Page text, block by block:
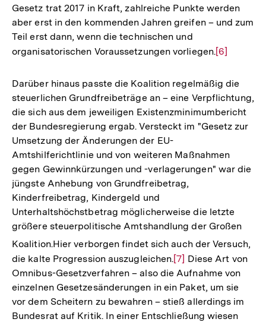
Gesetz trat 2017 in Kraft, zahlreiche Punkte werden
aber erst in den kommenden Jahren greifen – und zum
Teil erst dann, wenn die technischen und
organisatorischen Voraussetzungen vorliegen.Zur
der
Fußnote
[6]
Darüber hinaus passte die Koalition regelmäßig die
steuerlichen Grundfreibeträge an – eine Verpflichtung,
die sich aus dem jeweiligen Existenzminimumbericht
der Bundesregierung ergab. Versteckt im "Gesetz zur
Umsetzung der Änderungen der EU-
Amtshilferichtlinie und von weiteren Maßnahmen
gegen Gewinnkürzungen und -verlagerungen" war die
jüngste Anhebung von Grundfreibetrag,
Kinderfreibetrag, Kindergeld und
Unterhaltshöchstbetrag möglicherweise die letzte
größere steuerpolitische Amtshandlung der Großen
Koalition.Hier verborgen findet sich auch der Versuch,
die kalte Progression auszugleichen.Zur
Auflösung
der
Fußnote
[7] Diese Art von
Omnibus-Gesetzverfahren – also die Aufnahme von
einzelnen Gesetzesänderungen in ein Paket, um sie
vor dem Scheitern zu bewahren – stieß allerdings im
Bundesrat auf Kritik. In einer Entschließung wiesen